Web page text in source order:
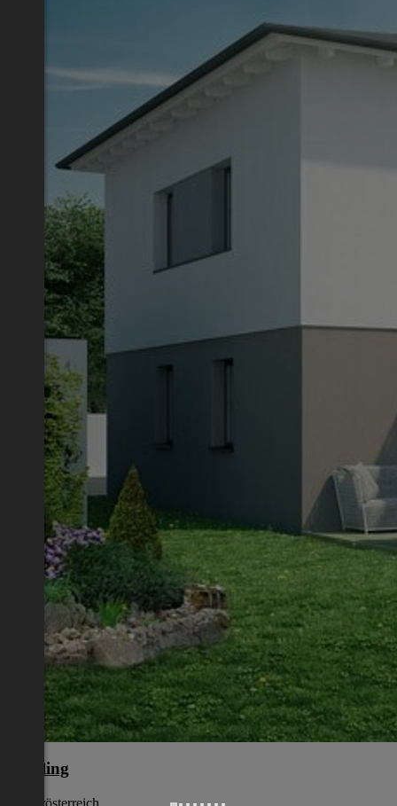
Mödling
Niederösterreich